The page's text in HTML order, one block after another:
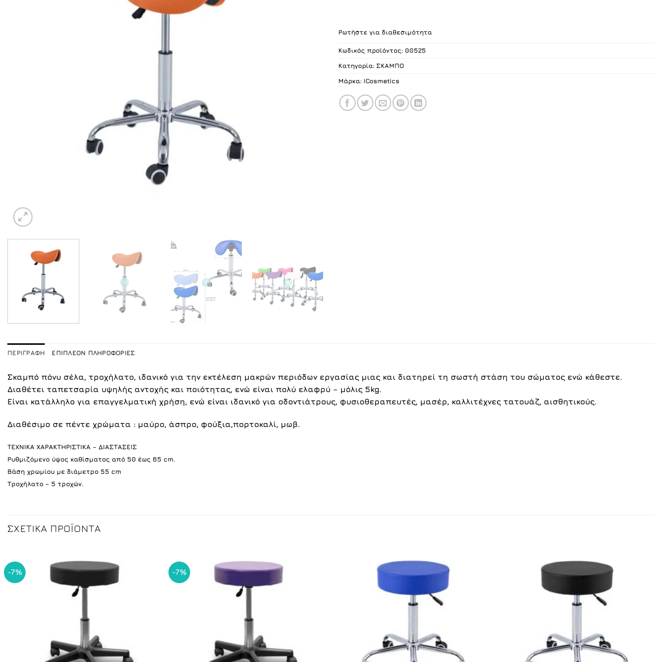
Ρωτήστε για διαθεσιμότητα
Κωδικός προϊόντος: 00525
Κατηγορία: ΣΚΑΜΠO
Μάρκα: ICosmetics
ΠΕΡΙΓΡΑΦΉ ΕΠΙΠΛΈΟΝ ΠΛΗΡΟΦΟΡΊΕΣ
Σκαμπό πόνυ σέλα, τροχήλατο, ιδανικό για την εκτέλεση μακρών περιόδων εργασίας μιας και διατηρεί τη σωστή στάση του σώματος ενώ κάθεστε.
Διαθέτει ταπετσαρία υψηλής αντοχής και ποιότητας, ενώ είναι πολύ ελαφρύ – μόλις 5kg.
Είναι κατάλληλο για επαγγελματική χρήση, ενώ είναι ιδανικό για οδοντιάτρους, φυσιοθεραπευτές, μασέρ, καλλιτέχνες τατουάζ, αισθητικούς.
Διαθέσιμο σε πέντε χρώματα : μαύρο άσπρο φούξια ,πορτοκαλί, μωβ
ΤΕΧΝΙΚΑ ΧΑΡΑΚΤΗΡΙΣΤΙΚΑ – ΔΙΑΣΤΑΣΕΙΣ
Ρυθμιζόμενο ύψος καθίσματος από 50 έως 65 cm.
Βάση χρωμίου με διάμετρο 55 cm
Τροχήλατο – 5 τροχών.
ΣΧΕΤΙΚΆ ΠΡΟΪΌΝΤΑ
-7% -7%